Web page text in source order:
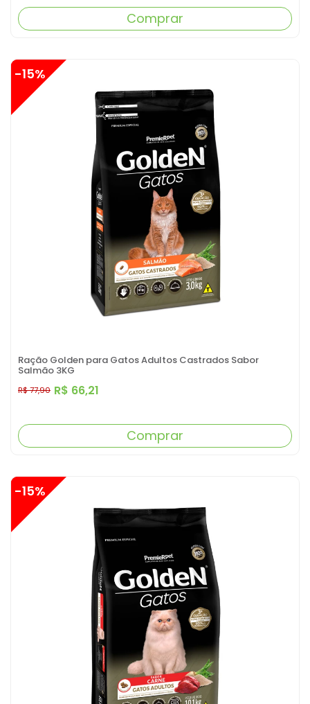
Comprar
Ração Golden para Gatos Adultos Castrados Sabor
Salmão 3KG
R$ 66,21
R$ 77,90
-15%
Comprar
-15%